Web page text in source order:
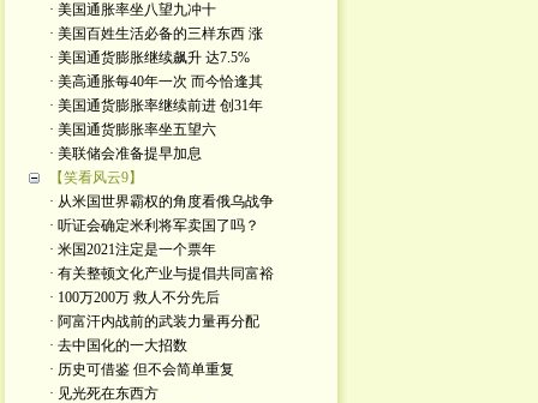
· 美国通胀率坐八望九冲十
· 美国百姓生活必备的三样东西 涨
· 美国通货膨胀继续飙升 达7.5%
· 美高通胀每40年一次 而今恰逢其
· 美国通货膨胀率继续前进 创31年
· 美国通货膨胀率坐五望六
· 美联储会准备提早加息
【笑看风云9】
· 从米国世界霸权的角度看俄乌战争
· 听证会确定米利将军卖国了吗？
· 米国2021注定是一个票年
· 有关整顿文化产业与提倡共同富裕
· 100万200万 救人不分先后
· 阿富汗内战前的武装力量再分配
· 去中国化的一大招数
· 历史可借鉴 但不会简单重复
· 见光死在东西方